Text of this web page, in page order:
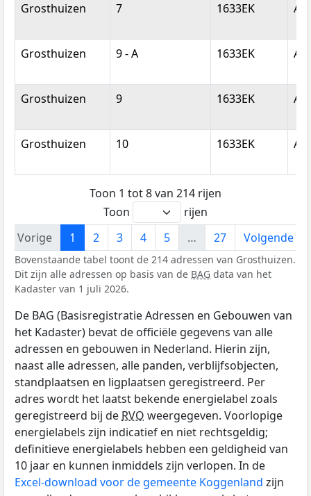
Grosthuizen 7 1633EK
Grosthuizen 9 - A 1633EK
Grosthuizen 9 1633EK
Grosthuizen 10 1633EK
Toon 1 tot 8 van 214 rijen
Toon
rijen
Vorige
1 2 3 4 5 … 27 Volgende
Bovenstaande tabel toont de 214 adressen van Grosthuizen.
Dit zijn alle adressen op basis van de BAG data van het
Kadaster van 1 juli 2026.
De BAG (Basisregistratie Adressen en Gebouwen van
het Kadaster) bevat de officiële gegevens van alle
adressen en gebouwen in Nederland. Hierin zijn,
naast alle adressen, alle panden, verblijfsobjecten,
standplaatsen en ligplaatsen geregistreerd. Per
adres wordt het laatst bekende energielabel zoals
geregistreerd bij de RVO weergegeven. Voorlopige
energielabels zijn indicatief en niet rechtsgeldig;
definitieve energielabels hebben een geldigheid van
10 jaar en kunnen inmiddels zijn verlopen. In de
Excel-download voor de gemeente Koggenland zijn